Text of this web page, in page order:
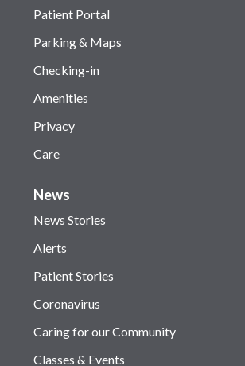
Patient Portal
Parking & Maps
Checking-in
Amenities
Privacy
Care
News
News Stories
Alerts
Patient Stories
Coronavirus
Caring for our Community
Classes & Events